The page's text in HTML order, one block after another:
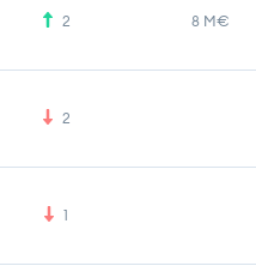
2 8 M€
2
1